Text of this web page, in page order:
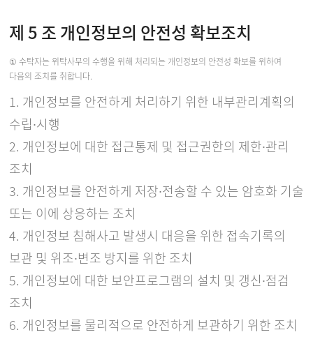
제 5 조 개인정보의 안전성 확보조치
① 수탁자는 위탁사무의 수행을 위해 처리되는 개인정보의 안전성 확보를 위하여
다음의 조치를 취합니다.
1. 개인정보를 안전하게 처리하기 위한 내부관리계획의
수립∙시행
2. 개인정보에 대한 접근통제 및 접근권한의 제한∙관리
조치
3. 개인정보를 안전하게 저장∙전송할 수 있는 암호화 기술
또는 이에 상응하는 조치
4. 개인정보 침해사고 발생시 대응을 위한 접속기록의
보관 및 위조∙변조 방지를 위한 조치
5. 개인정보에 대한 보안프로그램의 설치 및 갱신∙점검
조치
6. 개인정보를 물리적으로 안전하게 보관하기 위한 조치